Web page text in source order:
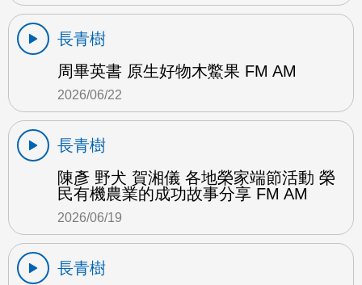
長青樹
周畢英書 原生好物木鱉果 FM AM
2026/06/22
長青樹
陳彥 野犬 賀湘儀 各地榮家端節活動 榮
民有機農業的成功故事分享 FM AM
2026/06/19
長青樹